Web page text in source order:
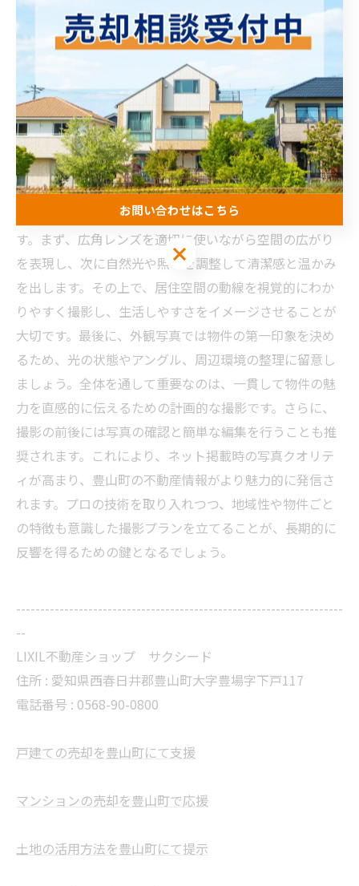
観撮影テクニックを実践することで、物件価値を視覚的
に最大化し、ネット上での反響増加を期待できます。
成功への総まとめ：豊山町物件撮影の最適プランと実
践の秘訣
これまで解説した広角レンズの活用、明るさ調整、動線
を意識した構図、外観写真の効果的な撮影方法を統合し
て考えることが、豊山町で物件撮影を成功させる秘訣で
す。まず、広角レンズを適切に使いながら空間の広がり
を表現し、次に自然光や照明を調整して清潔感と温かみ
を出します。その上で、居住空間の動線を視覚的にわか
りやすく撮影し、生活しやすさをイメージさせることが
大切です。最後に、外観写真では物件の第一印象を決め
るため、光の状態やアングル、周辺環境の整理に留意し
ましょう。全体を通して重要なのは、一貫して物件の魅
力を直感的に伝えるための計画的な撮影です。さらに、
撮影の前後には写真の確認と簡単な編集を行うことも推
奨されます。これにより、ネット掲載時の写真クオリテ
ィが高まり、豊山町の不動産情報がより魅力的に発信さ
れます。プロの技術を取り入れつつ、地域性や物件ごと
の特徴も意識した撮影プランを立てることが、長期的に
反響を得るための鍵となるでしょう。
--------------------------------------------------------------------
--
LIXIL不動産ショップ サクシード
住所 : 愛知県西春日井郡豊山町大字豊場字下戸117
電話番号 : 0568-90-0800
戸建ての売却を豊山町にて支援
マンションの売却を豊山町で応援
土地の活用方法を豊山町にて提示
お問い合わせはこちら
お問い合わせはこちら